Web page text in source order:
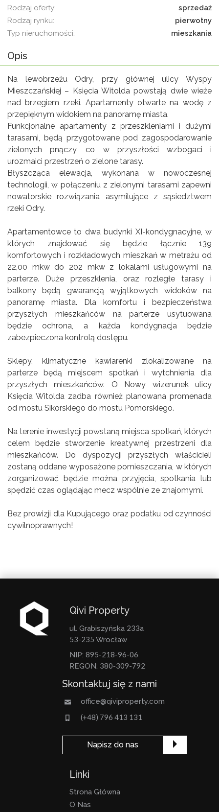
rodzaj oferty:
sprzedaż
rodzaj rynku:
pierwotny
typ nieruchomości:
mieszkania
Opis
Na lewobrzeżu Odry, przy głównej ulicy Wyspy
Mieszczańskiej – Księcia Witolda powstają dwie wieże
nad brzegiem rzeki. Apartamenty otwarte na wodę z
przepięknym widokiem na panoramę miasta.
Funkcjonalne apartamenty z przeszkleniami i dużymi
tarasami, będą przygotowane pod zagospodarowanie
zielonych pnączy, co w przyszłości wzbogaci i
urozmaici przestrzeń o zielone tarasy.
Błyszcząca elewacja, wykonana w nowoczesnej
technologii, w połączeniu z zielonymi tarasami zapewni
nowatorskie rozwiązania asymilujące z sąsiedztwem
rzeki Odry.
Apartamentowce to dwa budynki XI-kondygnacyjne, w
których znajdować się będzie łącznie 139
komfortowych i rozkładowych mieszkań w metrażu od
22,00 mkw do 202 mkw z lokalami usługowymi na
parterze. Duże przeszklenia, oraz rozległe tarasy i
balkony będą gwarancją wyjątkowych widoków na
panoramę miasta. Dla komfortu i bezpieczeństwa
przyszłych mieszkańców na parterze usytuowana
będzie ochrona, a każda kondygnacja będzie
zabezpieczona kontrolą dostępu.
Sklepy, klimatyczne kawiarenki zlokalizowane na
parterze będą miejscem spotkań i wytchnienia dla
przyszłych mieszkańców. O Nowy wizerunek ulicy
Księcia Witolda zadba również planowana promenada
od mostu Sikorskiego do mostu Pomorskiego.
Na terenie inwestycji powstaną miejsca spotkań, których
celem będzie stworzenie kreatywnej przestrzeni dla
mieszkańców. Do dyspozycji przyszłych właścicieli
zostaną oddane wyposażone pomieszczania, w których
zorganizować będzie można przyjęcia, spotkania lub
spędzić czas oglądając mecz wspólnie ze znajomymi.
Bez prowizji dla Kupującego oraz podatku od czynności
cywilnoprawnych!
Qivi Property
ul. Grabiszyńska 233a
53-235 Wrocław
NIP: 895-218-96-06
REGON: 380-309-792
Skontaktuj się z nami
office@qiviproperty.com
(+48) 796 413 131
Napisz do nas
Linki
Strona Główna
O Nas